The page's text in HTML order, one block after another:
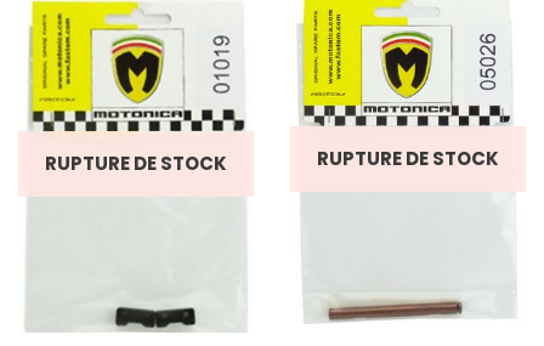
RUPTURE DE STOCK RUPTURE DE STOCK